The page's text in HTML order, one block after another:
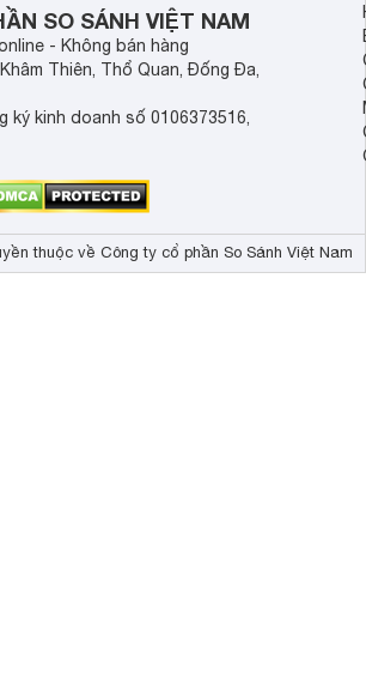
SO SÁNH VIỆT NAM
- Không bán hàng
Thiên, Thổ Quan, Đống Đa,
ký kinh doanh số 0106373516,
thuộc về Công ty cổ phần So Sánh Việt Nam